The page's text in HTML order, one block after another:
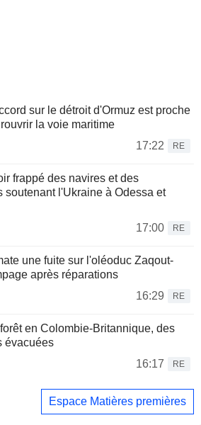
sur le détroit d'Ormuz est proche
la voie maritime
17:22
RE
frappé des navires et des
soutenant l'Ukraine à Odessa et
17:00
RE
une fuite sur l'oléoduc Zaqout-
après réparations
16:29
RE
en Colombie-Britannique, des
évacuées
16:17
RE
Espace Matières premières